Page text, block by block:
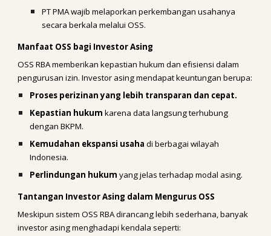
PT PMA wajib melaporkan perkembangan usahanya
secara berkala melalui OSS.
Manfaat OSS bagi Investor Asing
OSS RBA memberikan kepastian hukum dan efisiensi dalam
pengurusan izin. Investor asing mendapat keuntungan berupa:
Proses perizinan yang lebih transparan dan cepat.
Kepastian hukum karena data langsung terhubung
dengan BKPM.
Kemudahan ekspansi usaha di berbagai wilayah
Indonesia.
Perlindungan hukum yang jelas terhadap modal asing.
Tantangan Investor Asing dalam Mengurus OSS
Meskipun sistem OSS RBA dirancang lebih sederhana, banyak
investor asing menghadapi kendala seperti: